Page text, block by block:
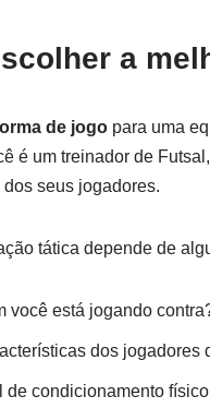
a
de jogo para uma
é um treinador de
seus jogadores.
tática depende de
você está jogando
dos jogadores
de condicionamento